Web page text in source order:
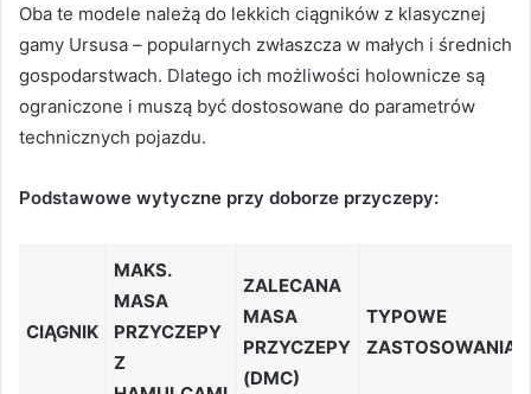
Oba te modele należą do lekkich ciągników z klasycznej
gamy Ursusa – popularnych zwłaszcza w małych i średnich
gospodarstwach. Dlatego ich możliwości holownicze są
ograniczone i muszą być dostosowane do parametrów
technicznych pojazdu.
Podstawowe wytyczne przy doborze przyczepy:
CIĄGNIK
MAKS.
MASA
PRZYCZEPY
Z
ZALECANA
MASA
PRZYCZEPY
(DMC)
TYPOWE
ZASTOSOWANIA